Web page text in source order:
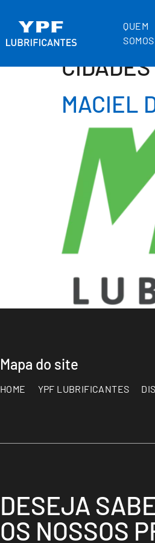
QUEM
SOMOS
MACIEL
Mapa do site
HOME YPF LUBRIFICANTES
DESEJA
OS NOSSOS